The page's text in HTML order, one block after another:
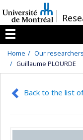
au
contenu
/
Menu
Home Our researchers
Guillaume PLOURDE
Back to the list